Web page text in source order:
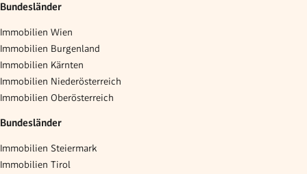
Bundesländer
Immobilien Wien
Immobilien Burgenland
Immobilien Kärnten
Immobilien Niederösterreich
Immobilien Oberösterreich
Bundesländer
Immobilien Steiermark
Immobilien Tirol